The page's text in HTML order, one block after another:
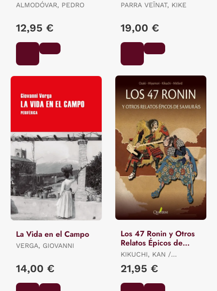
ALMODÓVAR, PEDRO
12,95 €
PARRA VEÏNAT, KIKE
19,00 €
La Vida en el Campo
VERGA, GIOVANNI
14,00 €
Los 47 Ronin y Otros
Relatos Épicos de
Samuráis
KIKUCHI, KAN /
OZAKI, YEI THEODORA /
21,95 €